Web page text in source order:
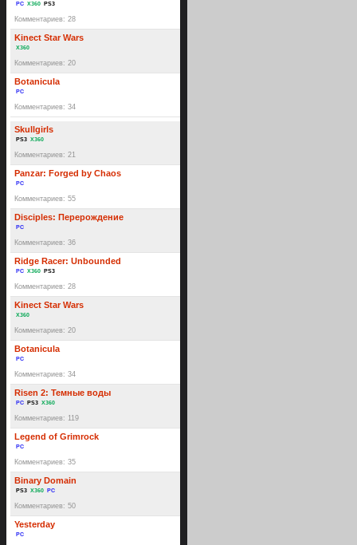
PC X360 PS3
Комментариев: 28
Kinect Star Wars
X360
Комментариев: 20
Botanicula
PC
Комментариев: 34
Skullgirls
PS3 X360
Комментариев: 21
Panzar: Forged by Chaos
PC
Комментариев: 55
Disciples: Перерождение
PC
Комментариев: 36
Ridge Racer: Unbounded
PC X360 PS3
Комментариев: 28
Kinect Star Wars
X360
Комментариев: 20
Botanicula
PC
Комментариев: 34
Risen 2: Темные воды
PC PS3 X360
Комментариев: 119
Legend of Grimrock
PC
Комментариев: 35
Binary Domain
PS3 X360 PC
Комментариев: 50
Yesterday
PC